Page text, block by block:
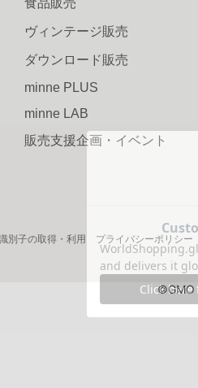
食品販売
ヴィンテージ販売
ダウンロード販売
minne PLUS
minne LAB
販売支援企画・イベント
別子の取得・利用 プライバシーポリシー
©GMO